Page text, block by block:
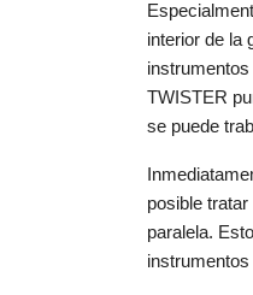
interior de la
TWISTER
se puede
posible
paralela.